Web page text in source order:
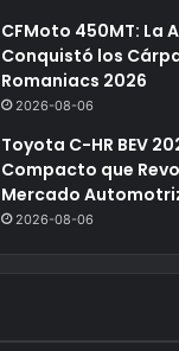
CFMoto 450MT: La
Conquistó los
Romaniacs 2026
2026-08-06
Toyota C-HR BEV
Compacto que
Mercado
2026-08-06